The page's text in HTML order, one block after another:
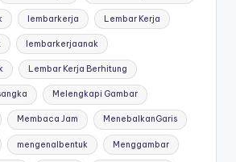
lembarkerja Lembar Kerja
lembarkerjaanak
Lembar Kerja Berhitung
Melengkapi Gambar
Membaca Jam MenebalkanGaris
mengenalbentuk Menggambar